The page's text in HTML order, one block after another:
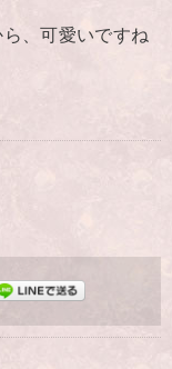
、可愛いですね